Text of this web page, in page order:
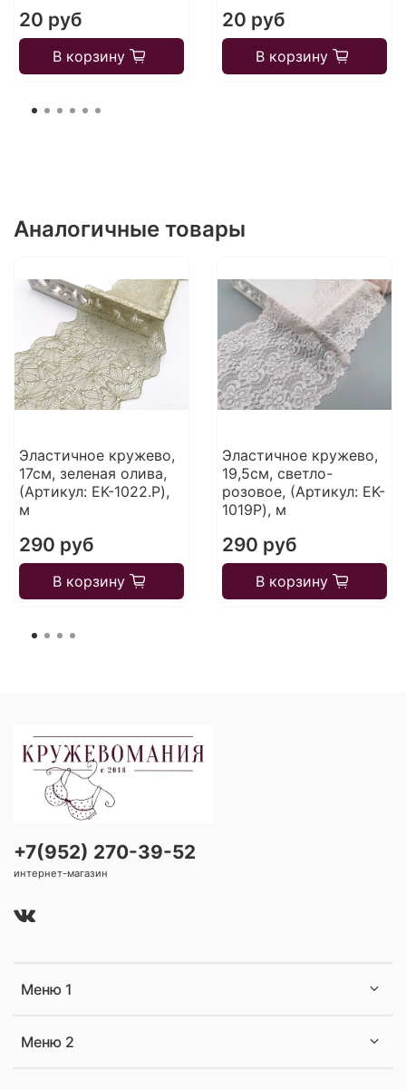
20 руб
В корзину
20 руб
В корзину
Аналогичные товары
Эластичное кружево,
17см, зеленая олива,
(Артикул: EK-1022.P),
м
290 руб
В корзину
Эластичное кружево,
19,5см, светло-
розовое, (Артикул: EK-
1019P), м
290 руб
В корзину
Меню 1
Меню 2
+7(952) 270-39-52
интернет-магазин